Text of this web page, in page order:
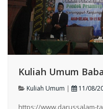
Kuliah Umum
Kuliah Umum | 11/08/
https://www.darussalam-